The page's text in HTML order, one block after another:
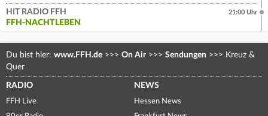
HIT RADIO FFH
FFH-NACHTLEBEN
21:00 Uhr
Du bist hier: www.FFH.de >>> On Air >>> Sendungen >>> Kreuz &
Quer
RADIO
FFH Live
NEWS
Hessen News